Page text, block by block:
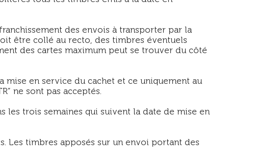
des envois à transporter par la
être collé au recto, des timbres éventuels
des cartes maximum peut se trouver du côté
mise en service du cachet et ce uniquement au
ne sont pas acceptés.
les trois semaines qui suivent la date de mise en
Les timbres apposés sur un envoi portant des